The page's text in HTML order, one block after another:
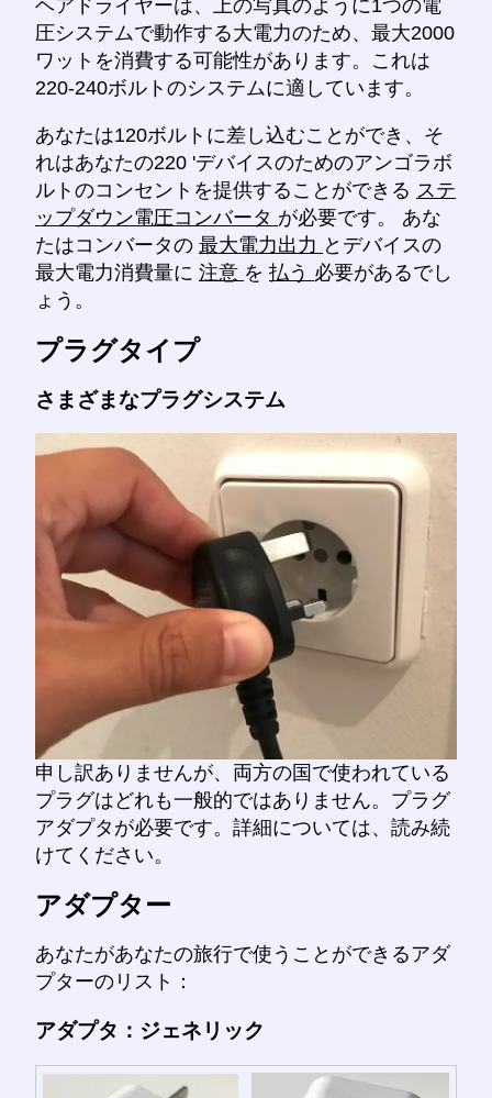
ヘアドライヤーは、上の写真のように1つの電
圧システムで動作する大電力のため、最大2000
ワットを消費する可能性があります。これは
220-240ボルトのシステムに適しています。
あなたは120ボルトに差し込むことができ、そ
れはあなたの220 'デバイスのためのアンゴラボ
ルトのコンセントを提供することができる ステ
ップダウン電圧コンバータ が必要です。 あな
たはコンバータの 最大電力出力 とデバイスの
最大電力消費量に 注意 を 払う 必要があるでし
ょう。
プラグタイプ
さまざまなプラグシステム
申し訳ありませんが、両方の国で使われている
プラグはどれも一般的ではありません。プラグ
アダプタが必要です。詳細については、読み続
けてください。
アダプター
あなたがあなたの旅行で使うことができるアダ
プターのリスト：
アダプタ：ジェネリック